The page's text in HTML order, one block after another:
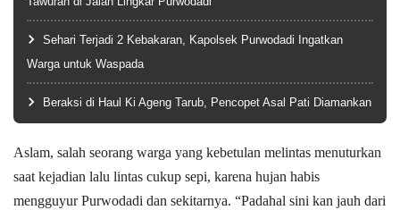
Sehari Terjadi 2 Kebakaran, Kapolsek Purwodadi Ingatkan
Warga untuk Waspada
Beraksi di Haul Ki Ageng Tarub, Pencopet Asal Pati Diamankan
Aslam, salah seorang warga yang kebetulan melintas menuturkan
saat kejadian lalu lintas cukup sepi, karena hujan habis
mengguyur Purwodadi dan sekitarnya. “Padahal sini kan jauh dari